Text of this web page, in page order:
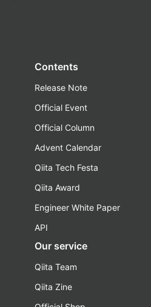
Contents
Release Note
Official Event
Official Column
Advent Calendar
Qiita Tech Festa
Qiita Award
Engineer White Paper
API
Our service
Qiita Team
Qiita Zine